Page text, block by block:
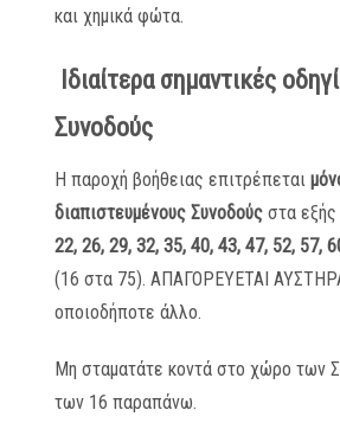
και χημικά φώτα.
Ιδιαίτερα σημαντικές
Συνοδούς
Η παροχή βοήθειας επιτρέπεται
διαπιστευμένους Συνοδούςστα
22, 26, 29, 32, 35, 40, 43, 47, 52, 57,
(16 στα 75). ΑΠΑΓΟΡΕΥΕΤΑΙ
οποιοδήποτε άλλο.
Μη σταματάτε κοντά στο χώρο των
των 16 παραπάνω.